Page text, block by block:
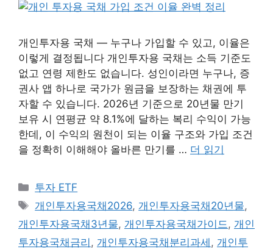
개인투자용 국채 — 누구나 가입할 수 있고, 이율은
이렇게 결정됩니다 개인투자용 국채는 소득 기준도
없고 연령 제한도 없습니다. 성인이라면 누구나, 증
권사 앱 하나로 국가가 원금을 보장하는 채권에 투
자할 수 있습니다. 2026년 기준으로 20년물 만기
보유 시 연평균 약 8.1%에 달하는 복리 수익이 가능
한데, 이 수익의 원천이 되는 이율 구조와 가입 조건
을 정확히 이해해야 올바른 만기를 … 더 읽기
카
테
고
리
투자 ETF
태
그
개인투자용국채2026, 개인투자용국채20년물,
개인투자용국채3년물, 개인투자용국채가이드 , 개인
투자용국채금리 , 개인투자용국채분리과세 , 개인투